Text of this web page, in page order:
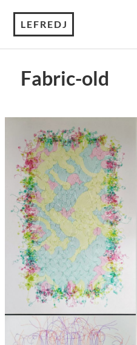
LEFREDJ
Fabric-old